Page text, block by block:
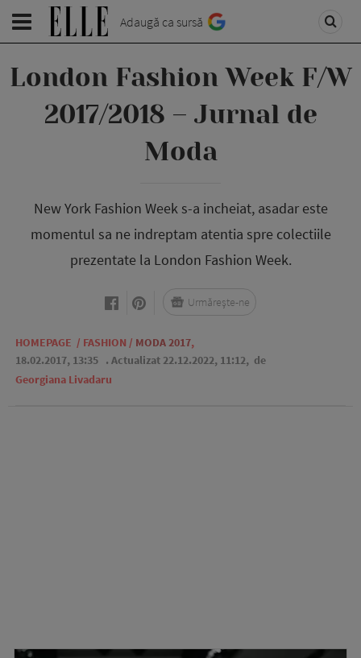
Adaugă ca sursă
London Fashion Week F/W
2017/2018 – Jurnal de
Moda
New York Fashion Week s-a incheiat, asadar este
momentul sa ne indreptam atentia spre colectiile
prezentate la London Fashion Week.
HOMEPAGE / FASHION / MODA 2017,
18.02.2017, 13:35 . Actualizat 22.12.2022, 11:12, de
Georgiana Livadaru
Urmărește-ne